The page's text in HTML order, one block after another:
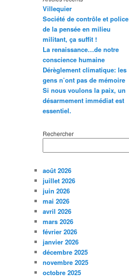
Villequier
Société de contrôle et police
de la pensée en milieu
militant, ça suffit !
La renaissance…de notre
conscience humaine
Dérèglement climatique: les
gens n’ont pas de mémoire
Si nous voulons la paix, un
désarmement immédiat est
essentiel.
Rechercher
août 2026
juillet 2026
juin 2026
mai 2026
avril 2026
mars 2026
février 2026
janvier 2026
décembre 2025
novembre 2025
octobre 2025